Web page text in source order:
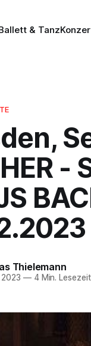
& Tanz
Thielemann
2023 —4 Min. Lesezeit